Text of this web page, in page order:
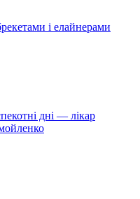
і елайнерами
дні — лікар